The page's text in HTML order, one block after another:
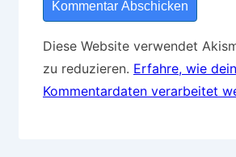
Diese Website verwendet
zu reduzieren. Erfahre, wie
Kommentardaten verarbeitet